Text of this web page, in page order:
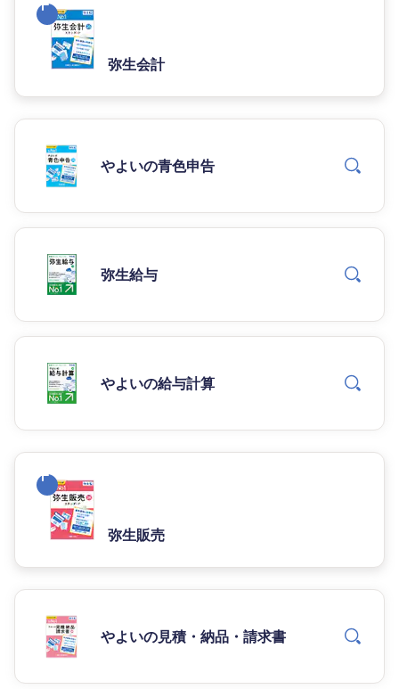
弥生会計
やよいの青色申告
弥生給与
やよいの給与計算
弥生販売
やよいの見積・納品・請求書